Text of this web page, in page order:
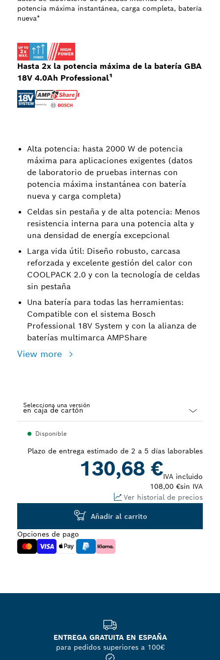
Hasta 2x la potencia máxima de la batería GBA
18V 4.0Ah Professional¹
Alta potencia: hasta 2000 W de potencia
máxima para aplicaciones exigentes (datos
de laboratorio de pruebas internas con
potencia máxima instantánea con batería
nueva y carga completa)
Celdas sin pestaña y de alta potencia: Menos
resistencia interna para una potencia alta y
una densidad de energía excepcional
Larga vida útil: Diseño robusto, carcasa
reforzada y excelente gestión del calor con
COOLPACK 2.0 y con la tecnología de celdas
sin pestaña
Una batería para todas las herramientas:
Compatible con el sistema Bosch
Professional 18V System y con la alianza de
baterías multimarca AMPShare
View more
potencia máxima instantánea, carga completa, batería
nueva*
Selecciona una versión
closedDisponible
Plazo de entrega estimado de 2 a 5 días laborables
130,68 €IVA incluido
108,00 €sin IVA
Ver historial de precios
Añadir al carrito
Opciones de pago
ENTREGA GRATUITA EN ESPAÑA
para pedidos superiores a 100€